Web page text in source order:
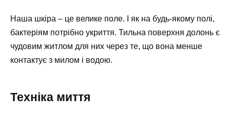
Наша шкіра – це велике поле. І як на будь-якому полі,
бактеріям потрібно укриття. Тильна поверхня долонь є
чудовим житлом для них через те, що вона менше
контактує з милом і водою.
Техніка миття